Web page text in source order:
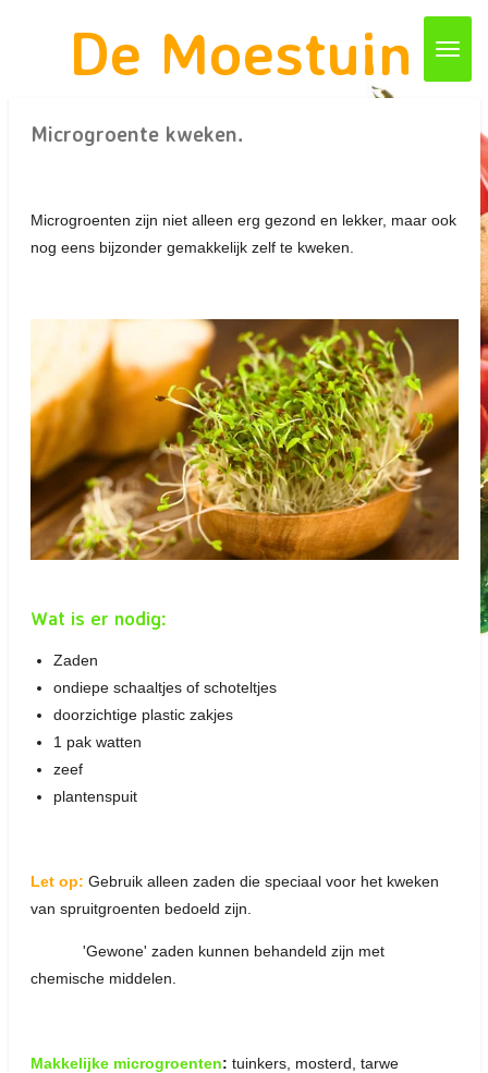
hoofdinhoud
De Moestuin
Microgroente kweken.
Microgroenten zijn niet alleen erg gezond en lekker, maar ook
nog eens bijzonder gemakkelijk zelf te kweken.
Wat is er nodig:
Zaden
ondiepe schaaltjes of schoteltjes
doorzichtige plastic zakjes
1 pak watten
zeef
plantenspuit
Let op: Gebruik alleen zaden die speciaal voor het kweken
van spruitgroenten bedoeld zijn.
'Gewone' zaden kunnen behandeld zijn met
chemische middelen.
Makkelijke microgroenten: tuinkers, mosterd, tarwe